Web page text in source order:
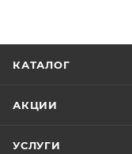
КАТАЛОГ
АКЦИИ
УСЛУГИ